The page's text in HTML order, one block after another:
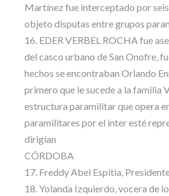
Martínez fue interceptado por
objeto disputas entre grupos
16. EDER VERBEL ROCHA fue
del casco urbano de San Onofre,
hechos se encontraban Orlando
primero que le sucede a la familia
estructura paramilitar que opera
paramilitares por el inter esté
dirigían
CÓRDOBA
17. Freddy Abel Espitia,
18. Yolanda Izquierdo, vocera de